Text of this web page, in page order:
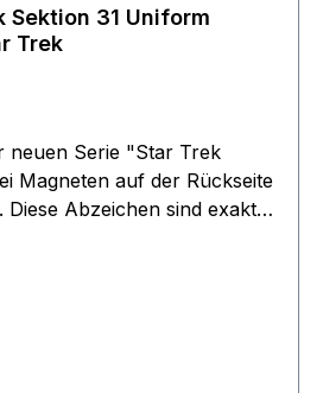
Sektion 31 Uniform
Trek
neuen Serie "Star Trek
Magneten auf der Rückseite
Abzeichen sind exakte
Artikel ist beim Hersteller